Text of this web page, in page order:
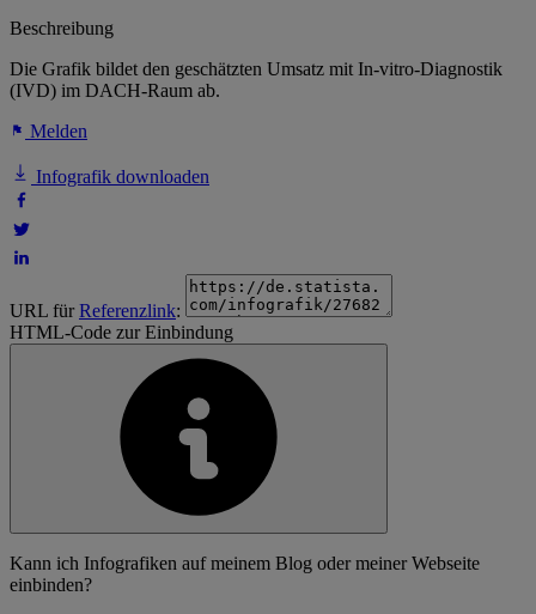
Beschreibung
Die Grafik bildet den geschätzten Umsatz mit In-vitro-Diagnostik
(IVD) im DACH-Raum ab.
Melden
Infografik downloaden
URL fürReferenzlink:
HTML-Code zur Einbindung
Kann ich Infografiken auf meinem Blog oder meiner Webseite
einbinden?